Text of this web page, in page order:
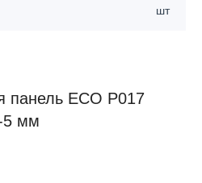
шт
панель ECO P017
5 мм